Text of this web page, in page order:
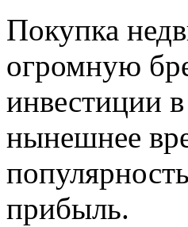
Покупка
огромную
инвестиции
нынешнее
прибыль.